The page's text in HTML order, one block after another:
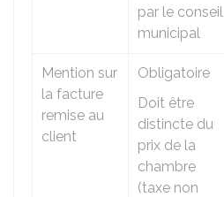
par le conseil
municipal
Mention sur
la facture
remise au
client
Obligatoire
Doit être
distincte du
prix de la
chambre
(taxe non